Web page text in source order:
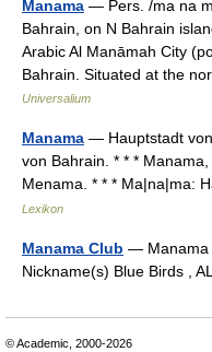
Manama — Pers. /ma na
Bahrain, on N Bahrain
Arabic Al Manāmah City
Bahrain. Situated at the
Universalium
Manama — Hauptstadt
von Bahrain. * * *
Menama. * * * Ma|na|ma:
Lexikon
Manama Club — Manama
Nickname(s) Blue Birds ,
© Academic, 2000-2026